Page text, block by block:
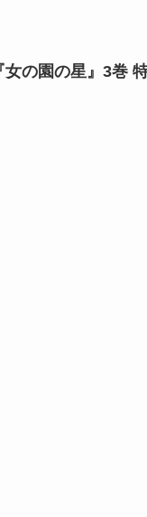
の園の星』3巻